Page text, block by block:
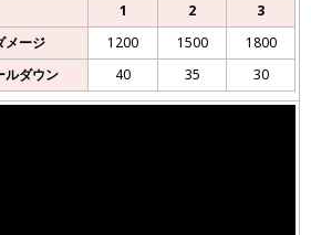
1
2
3
メージ
1200 1500
1800
ルダウン
40 35 30